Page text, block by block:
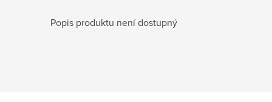
Popis produktu není dostupný